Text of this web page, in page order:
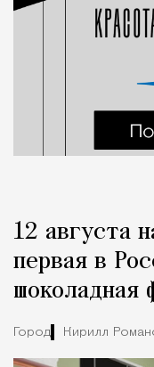
12 августа
первая в
шоколадная
Город Кирилл